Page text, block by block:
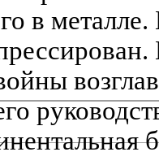
в